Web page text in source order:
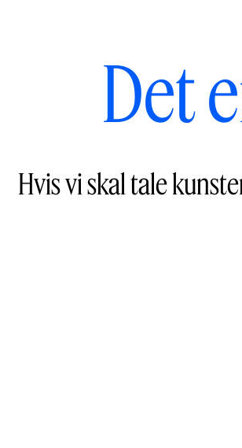
Det
Hvis vi skal tale